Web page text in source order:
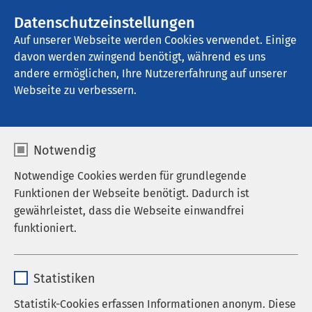
Datenschutzeinstellungen
Auf unserer Webseite werden Cookies verwendet. Einige
davon werden zwingend benötigt, während es uns
andere ermöglichen, Ihre Nutzererfahrung auf unserer
Webseite zu verbessern.
Notwendig
Notwendige Cookies werden für grundlegende
Funktionen der Webseite benötigt. Dadurch ist
gewährleistet, dass die Webseite einwandfrei
funktioniert.
Anbieter sgalinski
Statistiken
Statistik-Cookies erfassen Informationen anonym. Diese
AMEOS Klinikum Aschersleben
Auf einen Blick
Allgemein- und
Viszeralchirurgie
Intensivmedizin